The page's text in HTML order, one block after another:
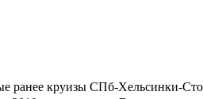
ранее круизы СПб-Хельсинки-